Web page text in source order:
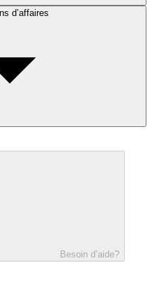
d’affaires
Besoin d’aide?